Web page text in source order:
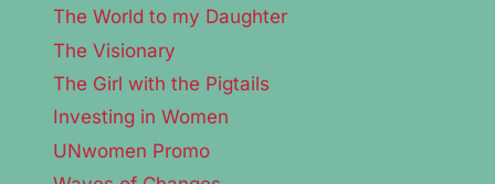
The World to my Daughter
The Visionary
The Girl with the Pigtails
Investing in Women
UNwomen Promo